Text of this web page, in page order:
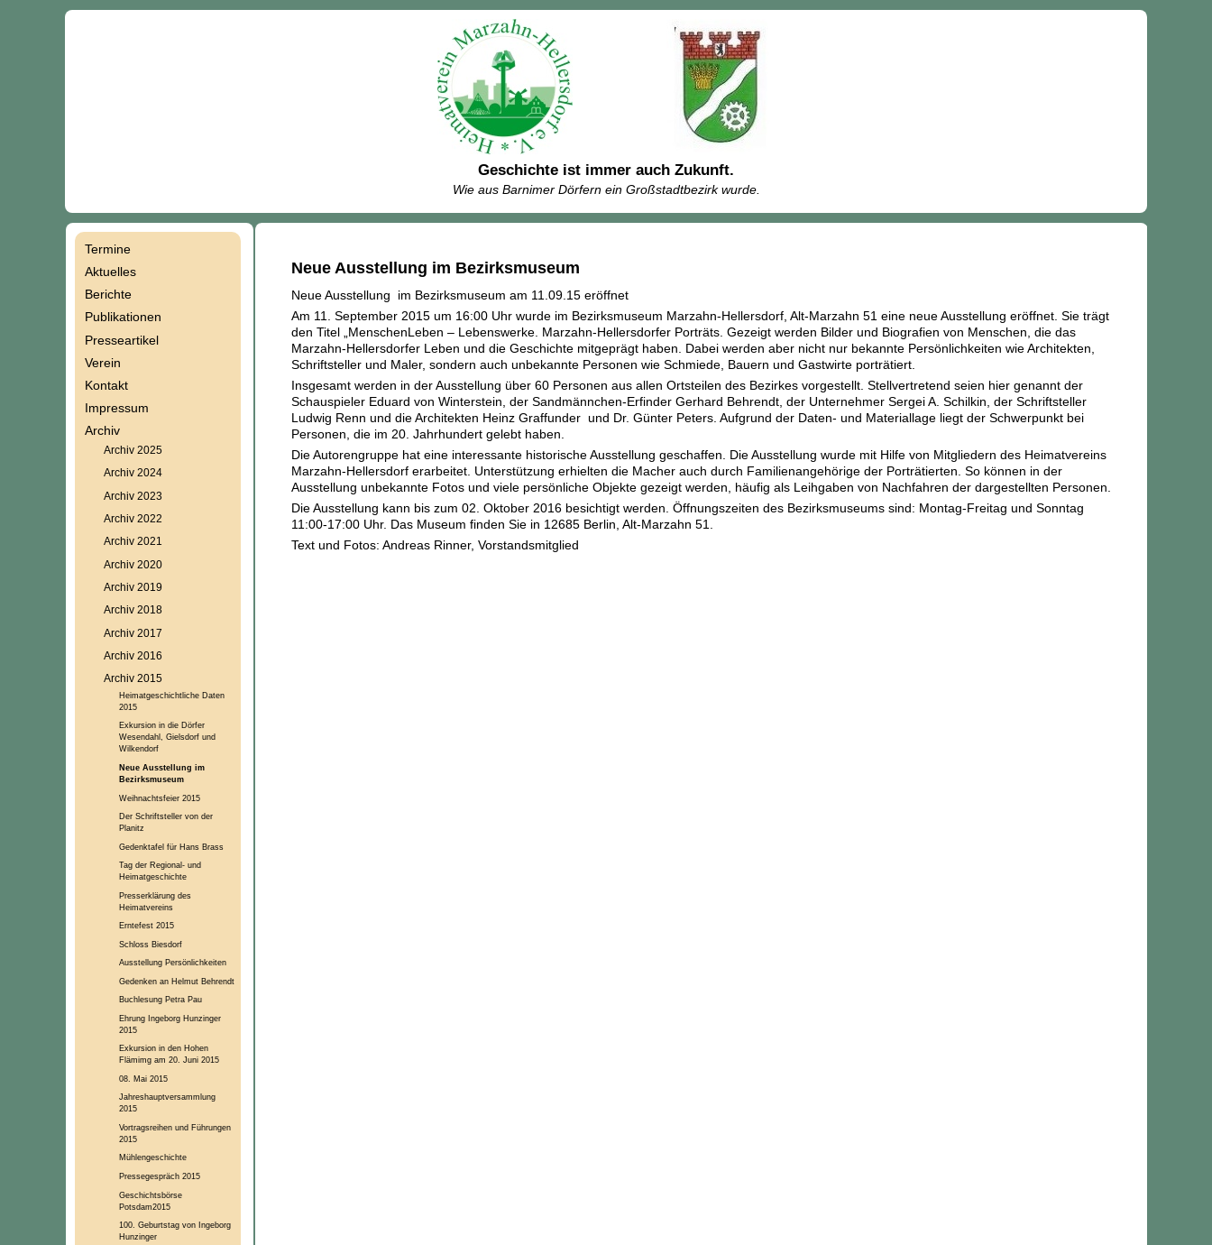
Geschichte ist immer auch Zukunft.
Wie aus Barnimer Dörfern ein Großstadtbezirk wurde.
Neue Ausstellung im Bezirksmuseum
Neue Ausstellung im Bezirksmuseum am 11.09.15 eröffnet
Am 11. September 2015 um 16:00 Uhr wurde im Bezirksmuseum Marzahn-Hellersdorf, Alt-Marzahn 51 eine neue Ausstellung eröffnet. Sie trägt
den Titel „MenschenLeben – Lebenswerke. Marzahn-Hellersdorfer Porträts. Gezeigt werden Bilder und Biografien von Menschen, die das
Marzahn-Hellersdorfer Leben und die Geschichte mitgeprägt haben. Dabei werden aber nicht nur bekannte Persönlichkeiten wie Architekten,
Schriftsteller und Maler, sondern auch unbekannte Personen wie Schmiede, Bauern und Gastwirte porträtiert.
Insgesamt werden in der Ausstellung über 60 Personen aus allen Ortsteilen des Bezirkes vorgestellt. Stellvertretend seien hier genannt der
Schauspieler Eduard von Winterstein, der Sandmännchen-Erfinder Gerhard Behrendt, der Unternehmer Sergei A. Schilkin, der Schriftsteller
Ludwig Renn und die Architekten Heinz Graffunder und Dr. Günter Peters. Aufgrund der Daten- und Materiallage liegt der Schwerpunkt bei
Personen, die im 20. Jahrhundert gelebt haben.
Die Autorengruppe hat eine interessante historische Ausstellung geschaffen. Die Ausstellung wurde mit Hilfe von Mitgliedern des Heimatvereins
Marzahn-Hellersdorf erarbeitet. Unterstützung erhielten die Macher auch durch Familienangehörige der Porträtierten. So können in der
Ausstellung unbekannte Fotos und viele persönliche Objekte gezeigt werden, häufig als Leihgaben von Nachfahren der dargestellten Personen.
Die Ausstellung kann bis zum 02. Oktober 2016 besichtigt werden. Öffnungszeiten des Bezirksmuseums sind: Montag-Freitag und Sonntag
11:00-17:00 Uhr. Das Museum finden Sie in 12685 Berlin, Alt-Marzahn 51.
Text und Fotos: Andreas Rinner, Vorstandsmitglied
Termine
Aktuelles
Berichte
Publikationen
Presseartikel
Verein
Kontakt
Impressum
Archiv
Archiv 2025
Archiv 2024
Archiv 2023
Archiv 2022
Archiv 2021
Archiv 2020
Archiv 2019
Archiv 2018
Archiv 2017
Archiv 2016
Archiv 2015
Heimatgeschichtliche Daten
2015
Exkursion in die Dörfer
Wesendahl, Gielsdorf und
Wilkendorf
Neue Ausstellung im
Bezirksmuseum
Weihnachtsfeier 2015
Der Schriftsteller von der
Planitz
Gedenktafel für Hans Brass
Tag der Regional- und
Heimatgeschichte
Presserklärung des
Heimatvereins
Erntefest 2015
Schloss Biesdorf
Ausstellung Persönlichkeiten
Gedenken an Helmut Behrendt
Buchlesung Petra Pau
Ehrung Ingeborg Hunzinger
2015
Exkursion in den Hohen
Flämimg am 20. Juni 2015
08. Mai 2015
Jahreshauptversammlung
2015
Vortragsreihen und Führungen
2015
Mühlengeschichte
Pressegespräch 2015
Geschichtsbörse
Potsdam2015
100. Geburtstag von Ingeborg
Hunzinger